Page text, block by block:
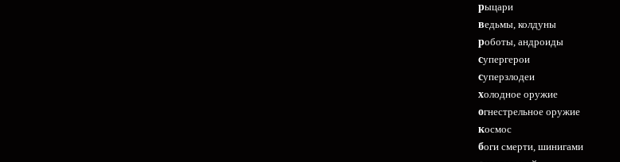
рыцари
ведьмы, колдуны
роботы, андроиды
супергерои
суперзлодеи
холодное оружие
огнестрельное оружие
космос
боги смерти, шинигами